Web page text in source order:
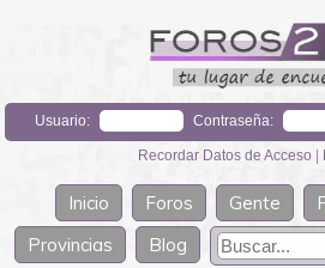
Usuario: Contraseña:
Recordar Datos de Acceso |
Inicio Foros Gente
Provincias
Blog